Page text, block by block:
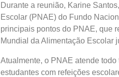
Durante a reunião, Karine
Escolar (PNAE) do Fundo
principais pontos do PNAE, que
Mundial da Alimentação Escolar
Atualmente, o PNAE atende
estudantes com refeições